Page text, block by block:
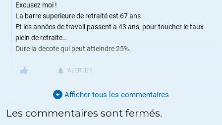
Excusez moi !
La barre superieure de retraité est 67 ans
Et les années de travail passent a 43 ans, pour toucher le taux
plein de retraite…
Dure la decote qui peut atteindre 25%.
ALERTER
18.11.2025 à 16h28
Afficher tous les commentaires
Les commentaires sont fermés.